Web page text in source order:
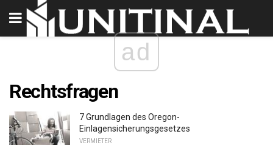
ad
Rechtsfragen
7 Grundlagen des Oregon-
Einlagensicherungsgesetzes
VERMIETER